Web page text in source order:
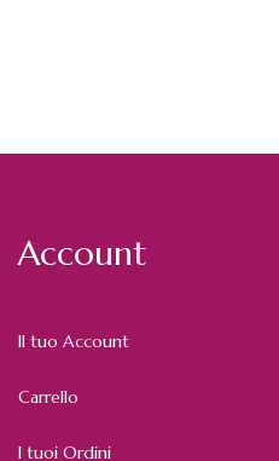
Account
Il tuo Account
Carrello
I tuoi Ordini